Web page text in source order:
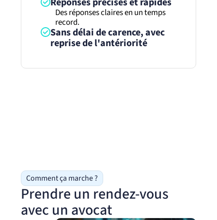
Des réponses claires en un temps
record.
Sans délai de carence, avec
reprise de l'antériorité
Comment ça marche ?
Prendre un rendez-vous
avec un avocat